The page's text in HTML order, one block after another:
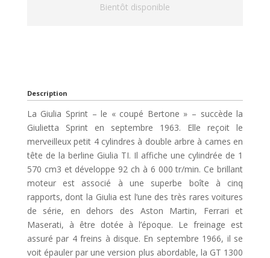
Bientôt disponible
Description
La Giulia Sprint – le « coupé Bertone » – succède la
Giulietta Sprint en septembre 1963. Elle reçoit le
merveilleux petit 4 cylindres à double arbre à cames en
tête de la berline Giulia TI. Il affiche une cylindrée de 1
570 cm3 et développe 92 ch à 6 000 tr/min. Ce brillant
moteur est associé à une superbe boîte à cinq
rapports, dont la Giulia est l’une des très rares voitures
de série, en dehors des Aston Martin, Ferrari et
Maserati, à être dotée à l’époque. Le freinage est
assuré par 4 freins à disque. En septembre 1966, il se
voit épauler par une version plus abordable, la GT 1300